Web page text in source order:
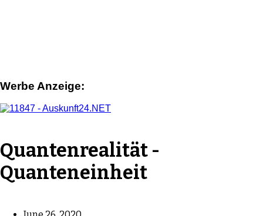
Werbe Anzeige:
Quantenrealität -
Quanteneinheit